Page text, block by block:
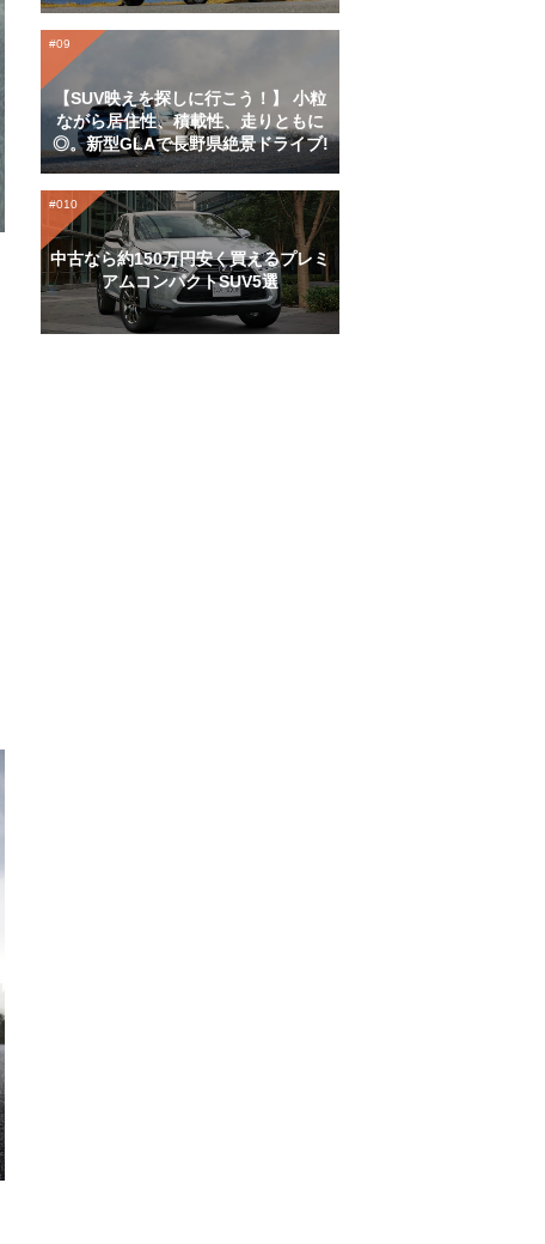
【SUV映えを探しに行こう！】 小粒
ながら居住性、積載性、走りともに
◎。新型GLAで長野県絶景ドライブ!
中古なら約150万円安く買えるプレミ
アムコンパクトSUV5選